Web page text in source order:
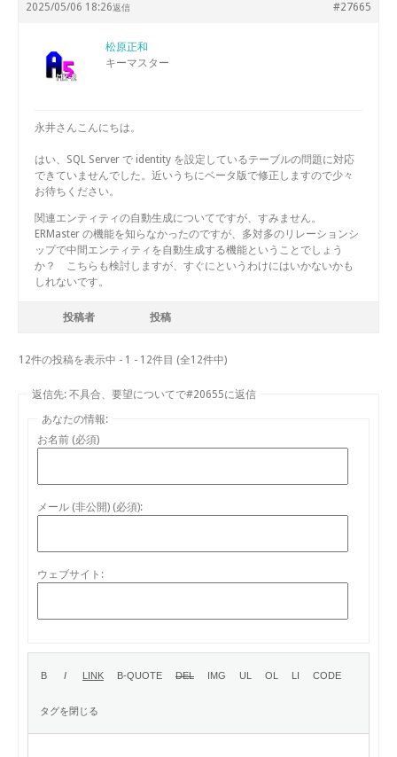
2025/05/06 18:26 #27665
返信
松原正和
キーマスター
永井さんこんにちは。
はい、SQL Server で identity を設定しているテーブルの問題に対応
できていませんでした。近いうちにベータ版で修正しますので少々
お待ちください。
関連エンティティの自動生成についてですが、すみません。
ERMaster の機能を知らなかったのですが、多対多のリレーションシ
ップで中間エンティティを自動生成する機能ということでしょう
か？ こちらも検討しますが、すぐにというわけにはいかないかも
しれないです。
投稿者 投稿
12件の投稿を表示中 - 1 - 12件目 (全12件中)
返信先: 不具合、要望についてで#20655に返信
あなたの情報:
お名前 (必須)
メール (非公開) (必須):
ウェブサイト: